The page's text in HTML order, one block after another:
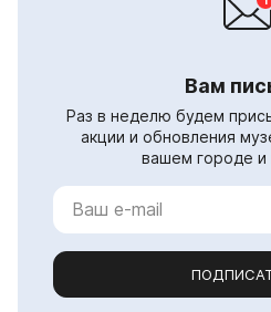
Вам
Раз в неделю будем
акции и обновления
вашем городе и